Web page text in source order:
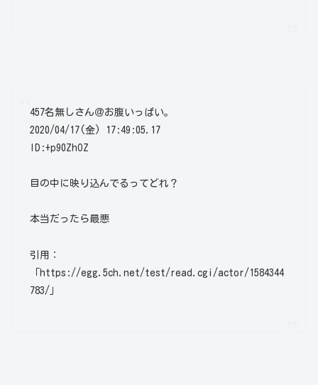
457名無しさん＠お腹いっぱい。
2020/04/17(金) 17:49:05.17
ID:+p90ZhOZ
目の中に映り込んでるってどれ？
本当だったら最悪
引用：
「https://egg.5ch.net/test/read.cgi/actor/1584344
783/」